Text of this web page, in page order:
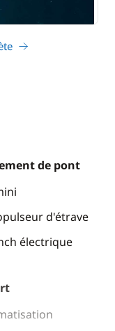
de pont
d'étrave
électrique